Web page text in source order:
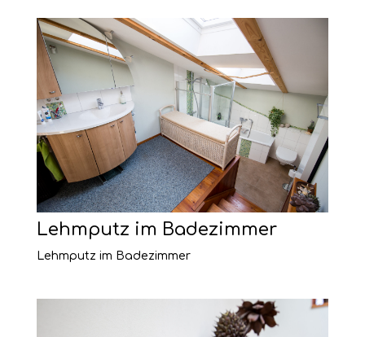
Lehmputz im Badezimmer
Lehmputz im Badezimmer